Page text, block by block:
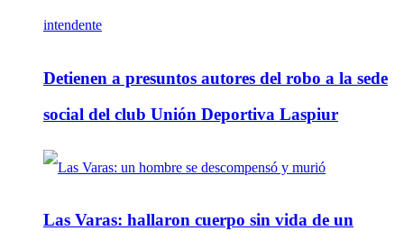
Detienen a presuntos autores del robo a la sede
social del club Unión Deportiva Laspiur
Las Varas: hallaron cuerpo sin vida de un